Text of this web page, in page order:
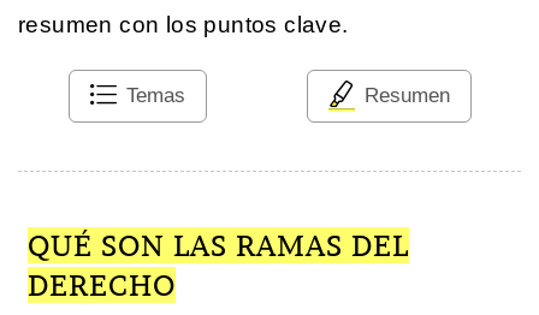
resumen con los puntos clave.
Temas Resumen
QUÉ SON LAS RAMAS DEL
DERECHO